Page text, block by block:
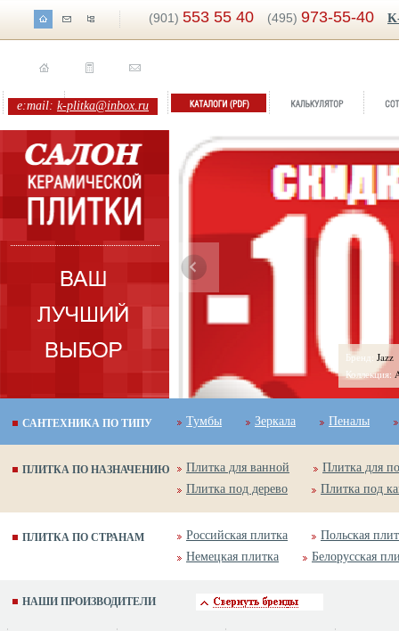
(901) 553 55 40 (495) 973-55-40
e:mail: k-plitka@inbox.ru
Альфа
Бренд: Jazz
Коллекция:
САНТЕХНИКА ПО ТИПУ Тумбы Зеркала Пеналы
ПЛИТКА ПО НАЗНАЧЕНИЮ Плитка для ванной
Плитка для
Плитка под дерево
Плитка под
ПЛИТКА ПО СТРАНАМ Российская плитка
Польская
Немецкая плитка
Белорусская
НАШИ ПРОИЗВОДИТЕЛИ